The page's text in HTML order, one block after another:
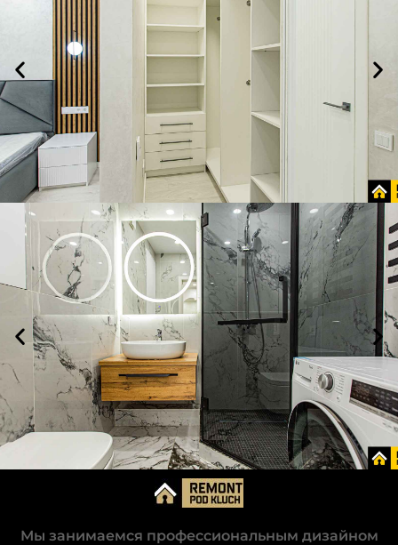
ХОЧУ
ЗАКАЗАТЬ!
Гардеробная
ХОЧУ
ЗАКАЗАТЬ!
Ванная
комната
Мы занимаемся профессиональным дизайном